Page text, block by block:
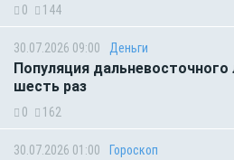
0 144
30.07.2026 09:00 Деньги
Популяция
шесть раз
0 162
30.07.2026 01:00 Гороскоп